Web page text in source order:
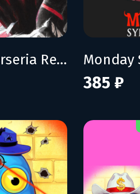
Tales of Berseria Remastered: Deluxe Edition Monday
385 ₽